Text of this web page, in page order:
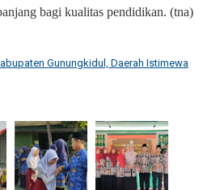
bagi kualitas pendidikan. (tna)
Gunungkidul, Daerah Istimewa